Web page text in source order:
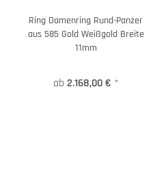
Ring Damenring Rund-Panzer
aus 585 Gold Weißgold Breite
11mm
ab 2.168,00 € *